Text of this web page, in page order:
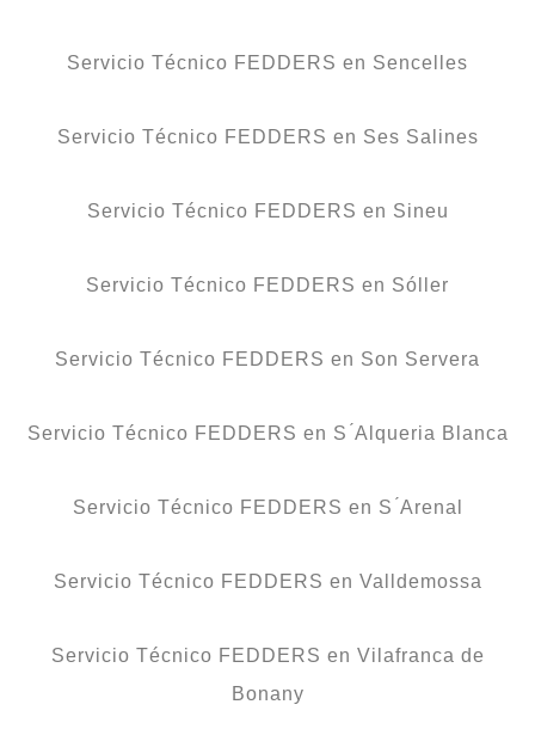
Servicio Técnico FEDDERS en Sencelles
Servicio Técnico FEDDERS en Ses Salines
Servicio Técnico FEDDERS en Sineu
Servicio Técnico FEDDERS en Sóller
Servicio Técnico FEDDERS en Son Servera
Servicio Técnico FEDDERS en S ́Alqueria Blanca
Servicio Técnico FEDDERS en S ́Arenal
Servicio Técnico FEDDERS en Valldemossa
Servicio Técnico FEDDERS en Vilafranca de
Bonany